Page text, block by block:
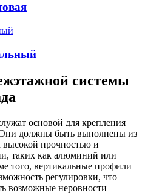
системы
основой для крепления
должны быть выполнены из
прочностью и
таких как алюминий или
того, вертикальные профили
регулировки, что
возможные неровности